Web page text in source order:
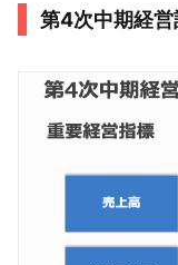
第4次中期経